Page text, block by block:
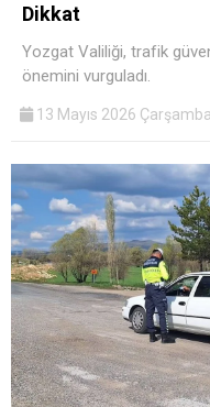
Dikkat
Yozgat Valiliği, trafik
önemini vurguladı.
13 Mayıs 2026